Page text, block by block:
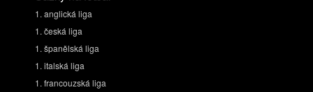
1. anglická liga
1. česká liga
1. španělská liga
1. italská liga
1. francouzská liga